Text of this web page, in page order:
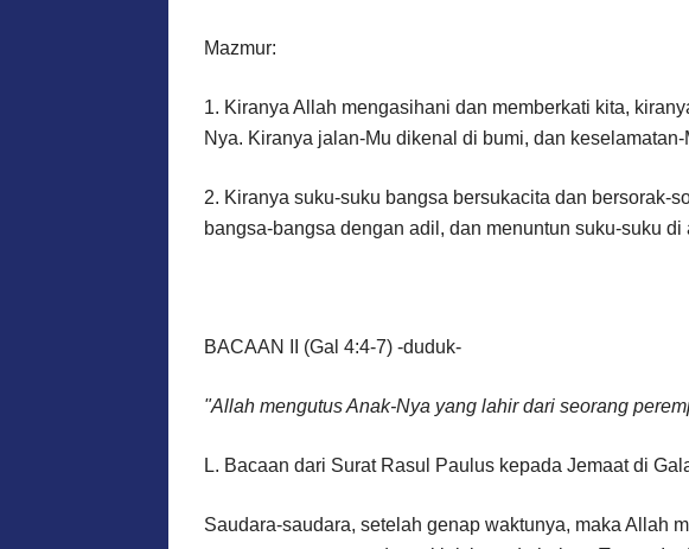
Mazmur:
1. Kiranya Allah mengasihani dan memberkati kita,
Nya. Kiranya jalan-Mu dikenal di bumi, dan
2. Kiranya suku-suku bangsa bersukacita dan bersorak-
bangsa-bangsa dengan adil, dan menuntun suku-suku di
BACAAN II (Gal 4:4-7) -duduk-
"Allah mengutus Anak-Nya yang lahir dari seorang
L. Bacaan dari Surat Rasul Paulus kepada Jemaat di
Saudara-saudara, setelah genap waktunya, maka Allah